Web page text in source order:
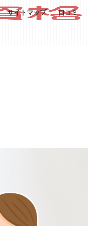
サイトマップ 口コミ